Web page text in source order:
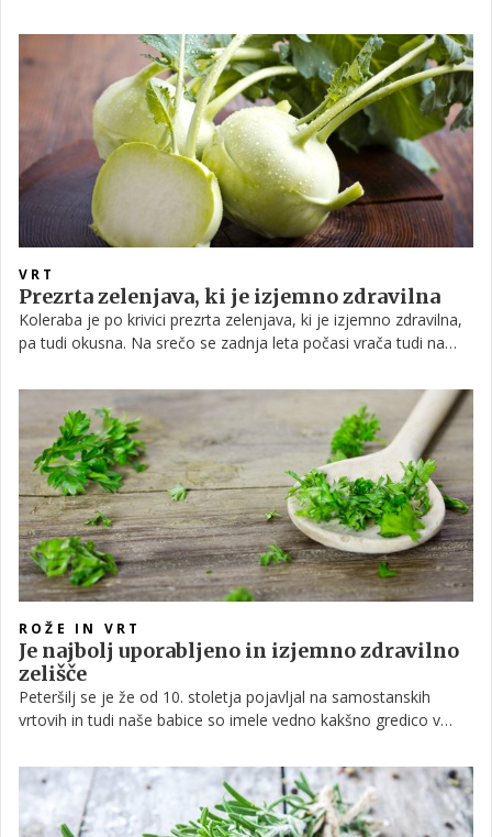
vam jih bomo v nadaljevanju razjasnili.
VRT
Prezrta zelenjava, ki je izjemno zdravilna
Koleraba je po krivici prezrta zelenjava, ki je izjemno zdravilna,
pa tudi okusna. Na srečo se zadnja leta počasi vrača tudi na
nadaljevanju ponujamo nekaj koristnih napotkov.
ROŽE IN VRT
Je najbolj uporabljeno in izjemno zdravilno
zelišče
Peteršilj se je že od 10. stoletja pojavljal na samostanskih
vrtovih in tudi naše babice so imele vedno kakšno gredico v
želite pridelati semena. Sicer pa velja za eno najbolj znanih in
najpogosteje uporabljenih začimb pri nas. Jedi obogati in skoraj
nikoli ne pokvari okusa. Imejte ga vedno pri roki ...